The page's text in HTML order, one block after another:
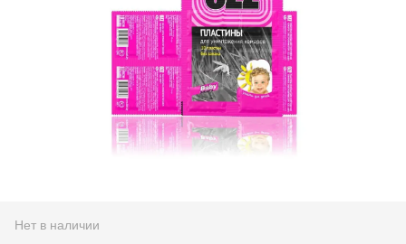
Нет в наличии